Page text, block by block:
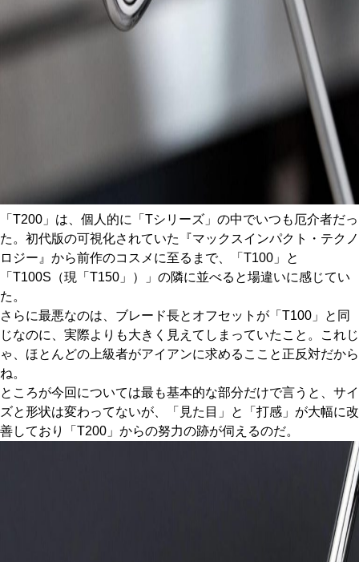
「T200」は、個人的に「Tシリーズ」の中でいつも厄介者だっ
た。初代版の可視化されていた『マックスインパクト・テクノ
ロジー』から前作のコスメに至るまで、「T100」と
「T100S（現「T150」）」の隣に並べると場違いに感じてい
た。
さらに最悪なのは、ブレード長とオフセットが「T100」と同
じなのに、実際よりも大きく見えてしまっていたこと。これじ
ゃ、ほとんどの上級者がアイアンに求めるここと正反対だから
ね。
ところが今回については最も基本的な部分だけで言うと、サイ
ズと形状は変わってないが、「見た目」と「打感」が大幅に改
善しており「T200」からの努力の跡が伺えるのだ。